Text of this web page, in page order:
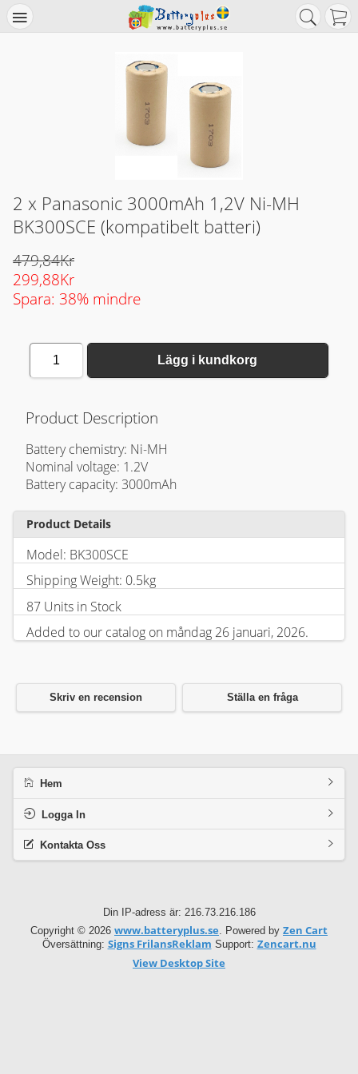
2 x Panasonic 3000mAh 1,2V Ni-MH
BK300SCE (kompatibelt batteri)
479,84Kr
299,88Kr
Spara: 38% mindre
1 Lägg i kundkorg
Product Description
Battery chemistry: Ni-MH
Nominal voltage: 1.2V
Battery capacity: 3000mAh
Product Details
Model: BK300SCE
Shipping Weight: 0.5kg
87 Units in Stock
Added to our catalog on måndag 26 januari, 2026.
Skriv en recension Ställa en fråga
Hem
Logga In
Kontakta Oss
Din IP-adress är: 216.73.216.186
Copyright © 2026 www.batteryplus.se. Powered by Zen Cart
Översättning: Signs FrilansReklam Support: Zencart.nu
View Desktop Site